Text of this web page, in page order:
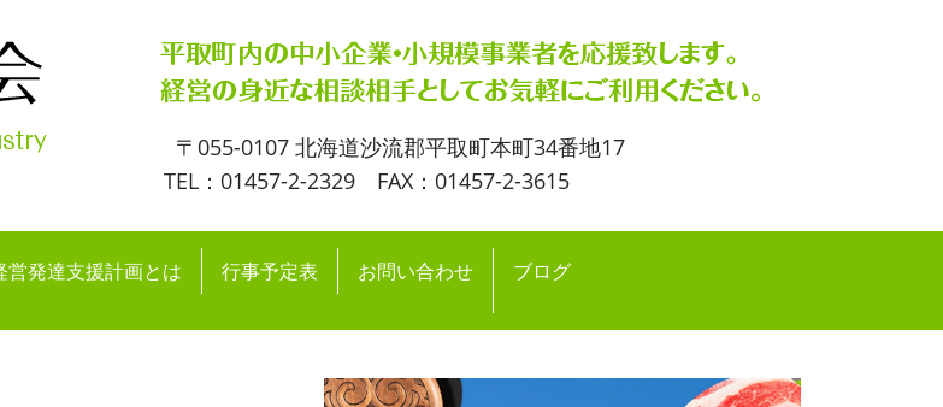
〒055-0107 北海道沙流郡平取町本町34番地17
TEL：01457-2-2329 FAX：01457-2-3615
営発達支援計画とは 行事予定表 お問い合わせ ブログ